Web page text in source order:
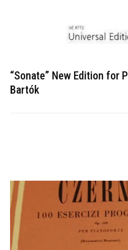
“Sonate” New Edition for
Bartók